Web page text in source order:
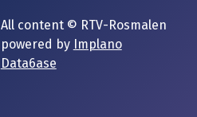
All content © RTV-Rosmalen
powered by Implano
Data6ase